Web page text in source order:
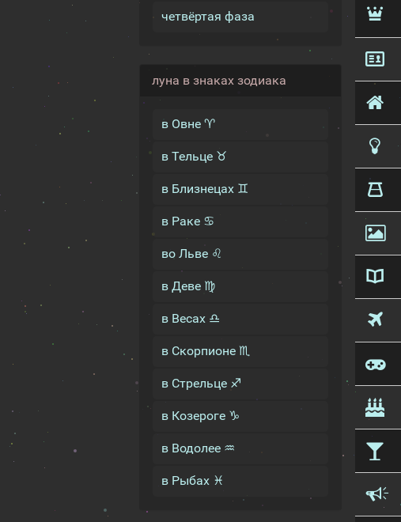
четвёртая фаза
луна в знаках зодиака
в Овне ♈
в Тельце ♉
в Близнецах ♊
в Раке ♋
во Льве ♌
в Деве ♍
в Весах ♎
в Скорпионе ♏
в Стрельце ♐
в Козероге ♑
в Водолее ♒
в Рыбах ♓